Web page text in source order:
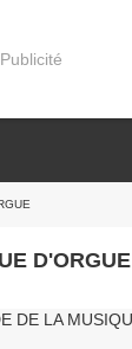
Publicité
D'ORGUE